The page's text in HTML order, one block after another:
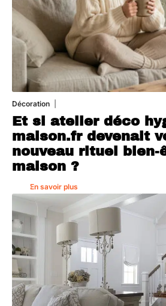
Décoration
Et si atelier déco
maison.fr devenait
nouveau rituel bien-
maison ?
En savoir plus